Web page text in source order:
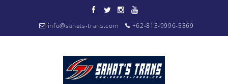
info@sahats-trans.com +62-813-9996-5369